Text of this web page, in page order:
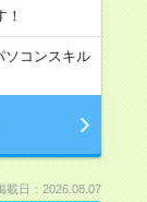
ソコンスキル
載日：2026.08.07